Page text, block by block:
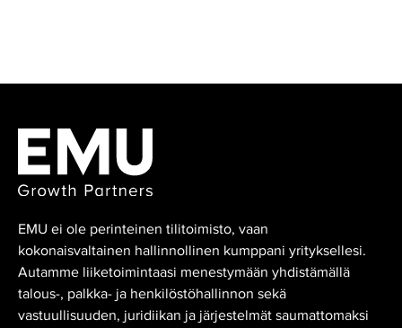
EMU ei ole perinteinen tilitoimisto, vaan
kokonaisvaltainen hallinnollinen kumppani yrityksellesi.
Autamme liiketoimintaasi menestymään yhdistämällä
talous-, palkka- ja henkilöstöhallinnon sekä
vastuullisuuden, juridiikan ja järjestelmät saumattomaksi